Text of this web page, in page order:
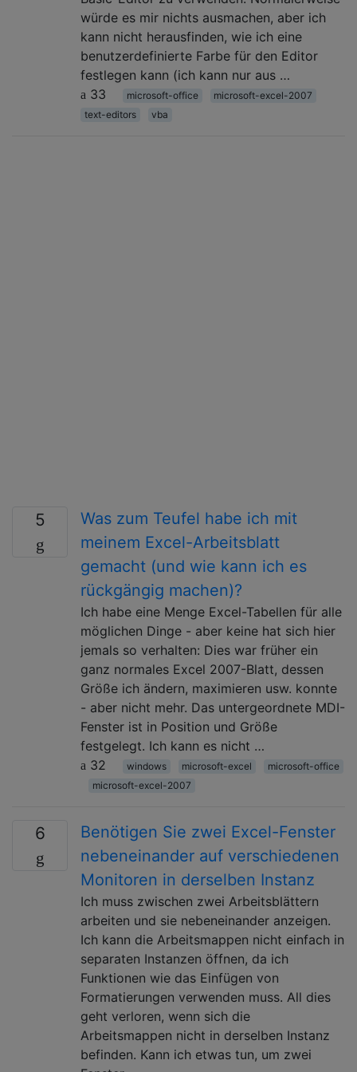
würde es mir nichts ausmachen, aber ich
kann nicht herausfinden, wie ich eine
benutzerdefinierte Farbe für den Editor
festlegen kann (ich kann nur aus …
33
microsoft-office
microsoft-excel-2007
text-editors
vba
5
Was zum Teufel habe ich mit
meinem Excel-Arbeitsblatt
gemacht (und wie kann ich es
rückgängig machen)?
Ich habe eine Menge Excel-Tabellen für alle
möglichen Dinge - aber keine hat sich hier
jemals so verhalten: Dies war früher ein
ganz normales Excel 2007-Blatt, dessen
Größe ich ändern, maximieren usw. konnte
- aber nicht mehr. Das untergeordnete MDI-
Fenster ist in Position und Größe
festgelegt. Ich kann es nicht …
32
windows microsoft-excel
microsoft-office
microsoft-excel-2007
6
Benötigen Sie zwei Excel-Fenster
nebeneinander auf verschiedenen
Monitoren in derselben Instanz
Ich muss zwischen zwei Arbeitsblättern
arbeiten und sie nebeneinander anzeigen.
Ich kann die Arbeitsmappen nicht einfach in
separaten Instanzen öffnen, da ich
Funktionen wie das Einfügen von
Formatierungen verwenden muss. All dies
geht verloren, wenn sich die
Arbeitsmappen nicht in derselben Instanz
befinden. Kann ich etwas tun, um zwei